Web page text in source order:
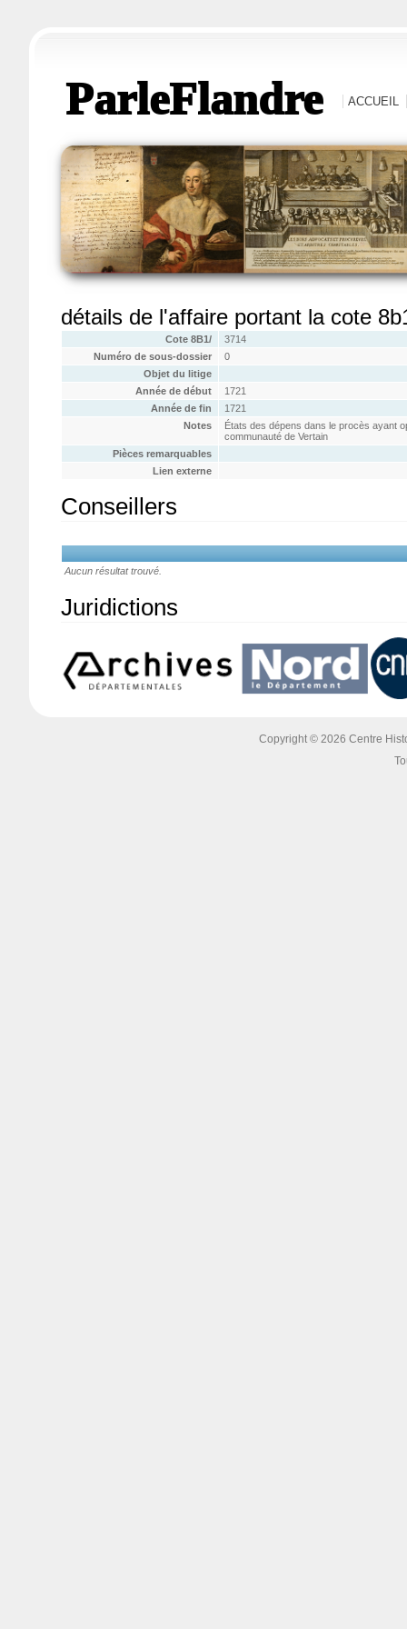
ParleFlandre ACCUEIL
détails de l'affaire portant la cote
Cote 8B1/
3714
Numéro de sous-dossier
0
Objet du litige
Année de début
1721
Année de fin
1721
Notes
États des dépens dans le procès ayant
communauté de Vertain
Pièces remarquables
Lien externe
Conseillers
Aucun résultat trouvé.
Juridictions
Copyright © 2026 Centre